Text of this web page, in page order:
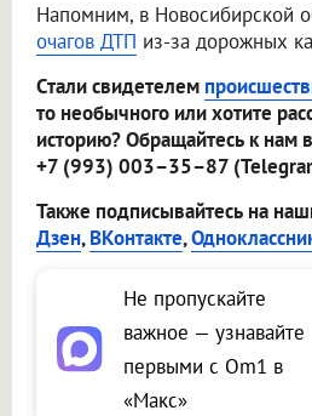
Напомним, в Новосибирской
очагов ДТП из-за дорожных
Стали свидетелем
то необычного или хотите
историю? Обращайтесь к нам
+7 (993) 003–35–87
Также подписывайтесь на
Дзен,ВКонтакте,
Не пропускайте
важное — узнавайте
первыми с Om1 в
«Макс»